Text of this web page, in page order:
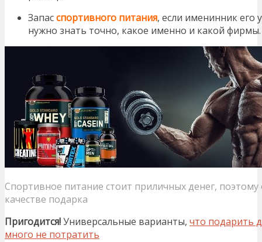
Запасспортивного питания, если именинник его
нужно знать точно, какое именно и какой фирмы.
Спортивное питание стоит приличных денег,
качестве подарка
Пригодится!Универсальные варианты, что подарить
много не потратить